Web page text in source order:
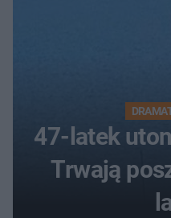
47-latek
Trwają